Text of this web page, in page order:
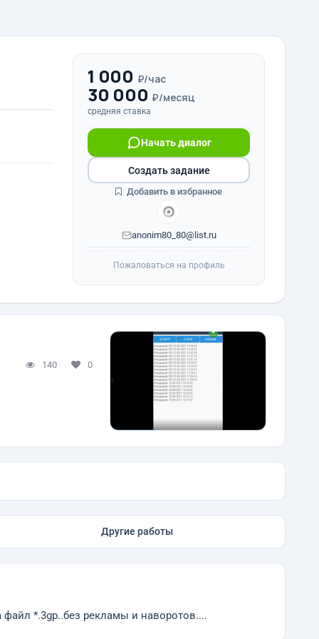
1 000 ₽/час
30 000 ₽/месяц
средняя ставка
Начать диалог
anonim80_80@list.ru
Создать задание
Добавить в избранное
Пожаловаться на профиль
140 0
Другие работы
*.3gp..без рекламы и наворотов....